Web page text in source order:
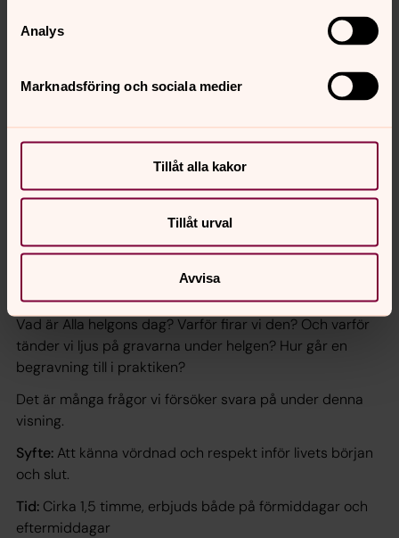
Analys
Marknadsföring och sociala medier
Tillåt alla kakor
Tillåt urval
Avvisa
Allhelgonavandring (årskurs 6)
Vad är Alla helgons dag? Varför firar vi den? Och varför
tänder vi ljus på gravarna under helgen? Hur går en
begravning till i praktiken?
Det är många frågor vi försöker svara på under denna
visning.
Syfte: Att känna vördnad och respekt inför livets början
och slut.
Tid: Cirka 1,5 timme, erbjuds både på förmiddagar och
eftermiddagar